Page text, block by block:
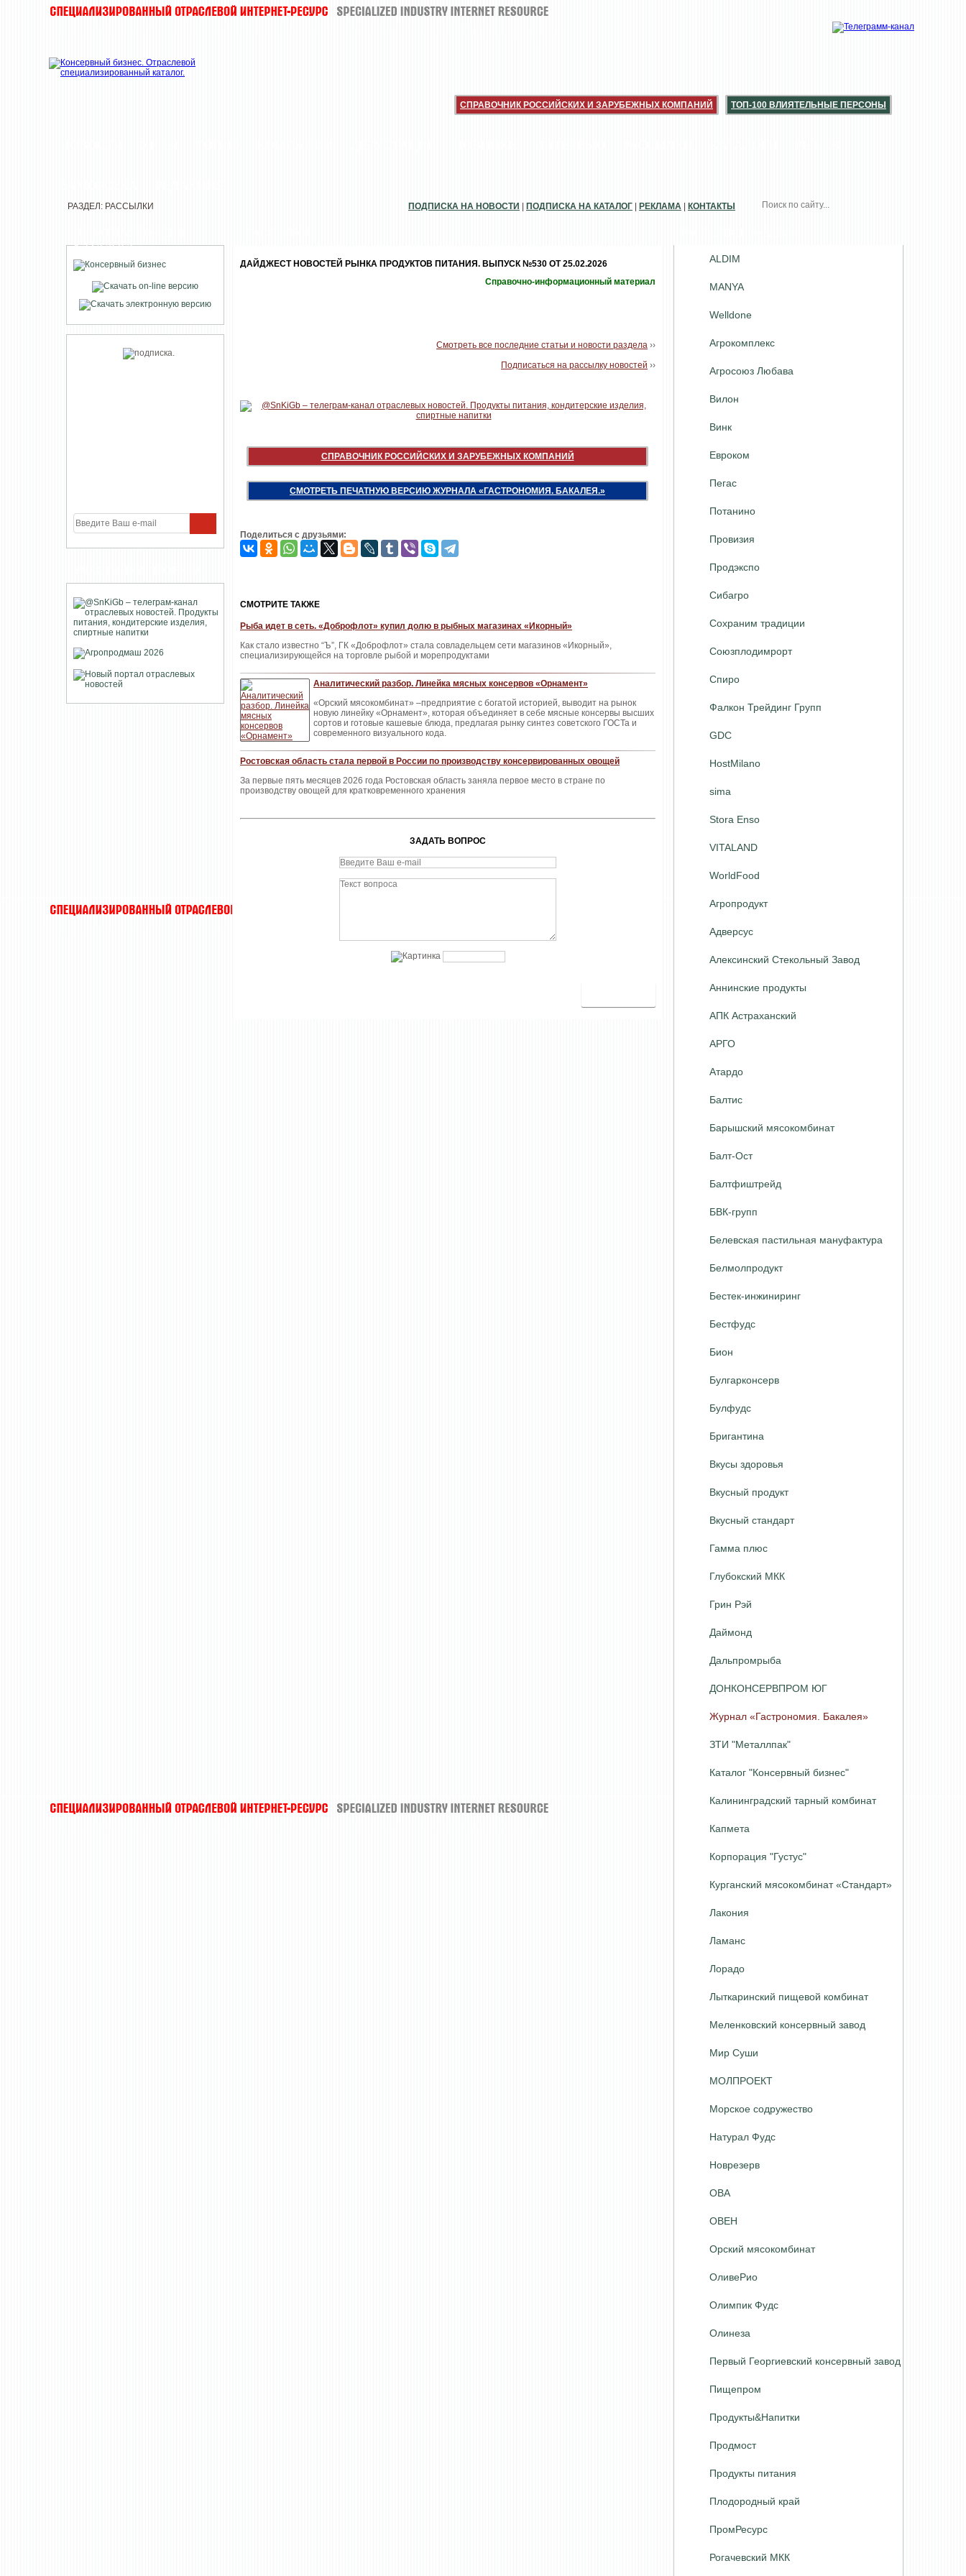
СПРАВОЧНИК РОССИЙСКИХ И ЗАРУБЕЖНЫХ КОМПАНИЙ ТОП-100 ВЛИЯТЕЛЬНЫЕ ПЕРСОНЫ
КАТАЛОГА
ALDIM
MANYA
Welldone
Агрокомплекс
Агросоюз Любава
Вилон
Винк
Евроком
Пегас
Потанино
Провизия
Продэкспо
Сибагро
Сохраним традиции
Союзплодимрорт
Спиро
Фалкон Трейдинг Групп
GDC
HostMilano
sima
Stora Enso
VITALAND
WorldFood
Агропродукт
Адверсус
Алексинский Стекольный Завод
Аннинские продукты
АПК Астраханский
АРГО
Атардо
Балтис
Барышский мясокомбинат
Балт-Ост
Балтфиштрейд
БВК-групп
Белевская пастильная мануфактура
Белмолпродукт
Бестек-инжиниринг
Бестфудс
Бион
Булгарконсерв
Булфудс
Бригантина
Вкусы здоровья
Вкусный продукт
Вкусный стандарт
Гамма плюс
Глубокский МКК
Грин Рэй
Даймонд
Дальпромрыба
ДОНКОНСЕРВПРОМ ЮГ
Журнал «Гастрономия. Бакалея»
ЗТИ "Металлпак"
Каталог "Консервный бизнес"
Калининградский тарный комбинат
Капмета
Корпорация "Густус"
Курганский мясокомбинат «Стандарт»
Лакония
Ламанс
Лорадо
Лыткаринский пищевой комбинат
Меленковский консервный завод
Мир Суши
МОЛПРОЕКТ
Морское содружество
Натурал Фудс
Новрезерв
ОВА
ОВЕН
Орский мясокомбинат
ОливеРио
Олимпик Фудс
Олинеза
Первый Георгиевский консервный завод
Пищепром
Продукты&Напитки
Продмост
Продукты питания
Плодородный край
ПромРесурс
Рогачевский МКК
РАЗДЕЛ: РАССЫЛКИ ПОДПИСКА НА НОВОСТИ ПОДПИСКА НА КАТАЛОГ РЕКЛАМА КОНТАКТЫ
ДАЙДЖЕСТ НОВОСТЕЙ РЫНКА ПРОДУКТОВ ПИТАНИЯ. ВЫПУСК №530 ОТ 25.02.2026
Справочно-информационный материал
Смотреть все последние статьи и новости раздела ››
Подписаться на рассылку новостей ››
СПРАВОЧНИК РОССИЙСКИХ И ЗАРУБЕЖНЫХ КОМПАНИЙ
СМОТРЕТЬ ПЕЧАТНУЮ ВЕРСИЮ ЖУРНАЛА «ГАСТРОНОМИЯ. БАКАЛЕЯ.»
Поделиться с друзьями:
CМОТРИТЕ ТАКЖЕ
Рыба идет в сеть. «Доброфлот» купил долю в рыбных магазинах «Икорный»
Как стало известно “Ъ”, ГК «Доброфлот» стала совладельцем сети магазинов «Икорный»,
специализирующейся на торговле рыбой и морепродуктами
Аналитический разбор. Линейка мясных консервов «Орнамент»
«Орский мясокомбинат» –предприятие с богатой историей, выводит на рынок
новую линейку «Орнамент», которая объединяет в себе мясные консервы высших
сортов и готовые кашевые блюда, предлагая рынку синтез советского ГОСТа и
современного визуального кода.
Ростовская область стала первой в России по производству консервированных овощей
За первые пять месяцев 2026 года Ростовская область заняла первое место в стране по
производству овощей для кратковременного хранения
ЗАДАТЬ ВОПРОС